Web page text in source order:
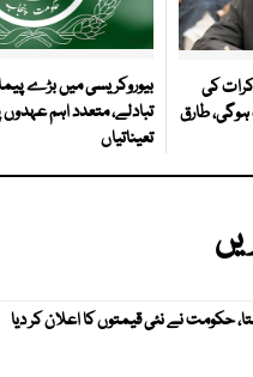
کی
طارق
بیوروکریسی میں بڑے
تبادلے، متعدد اہم عہدوں
تعیناتیاں
حکومت نے نئی قیمتوں کا اعلان کر دیا